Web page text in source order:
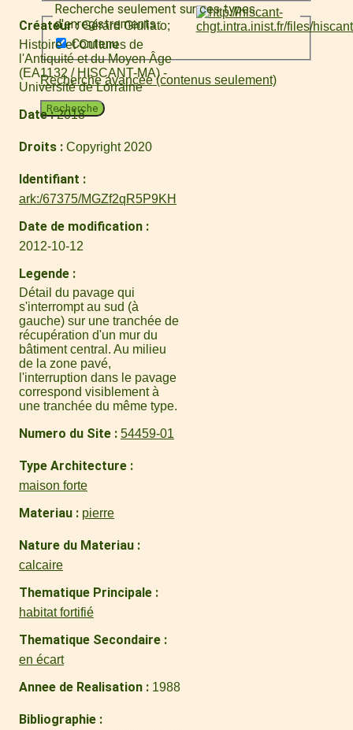
Recherche seulement sur ces types
d'enregistrements :
Contenu
Recherche avancée (contenus seulement)
Recherche
Créateur
Gérard Giuliato
Histoire et Cultures de
l'Antiquité et du Moyen Âge
(EA1132 / HISCANT-MA) -
Université de Lorraine
Date 2018
Droits Copyright 2020
Identifiant
ark:/67375/MGZf2qR5P9KH
Date de modification
2012-10-12
Legende
Détail du pavage qui
s'interrompt au sud (à
gauche) sur une tranchée de
récupération d'un mur du
bâtiment central. Au milieu
de la zone pavé,
l'interruption dans le pavage
correspond visiblement à
une tranchée du même type.
Numero du Site 54459-01
Type Architecture
maison forte
Materiau pierre
Nature du Materiau
calcaire
Thematique Principale
habitat fortifié
Thematique Secondaire
en écart
Annee de Realisation 1988
Bibliographie